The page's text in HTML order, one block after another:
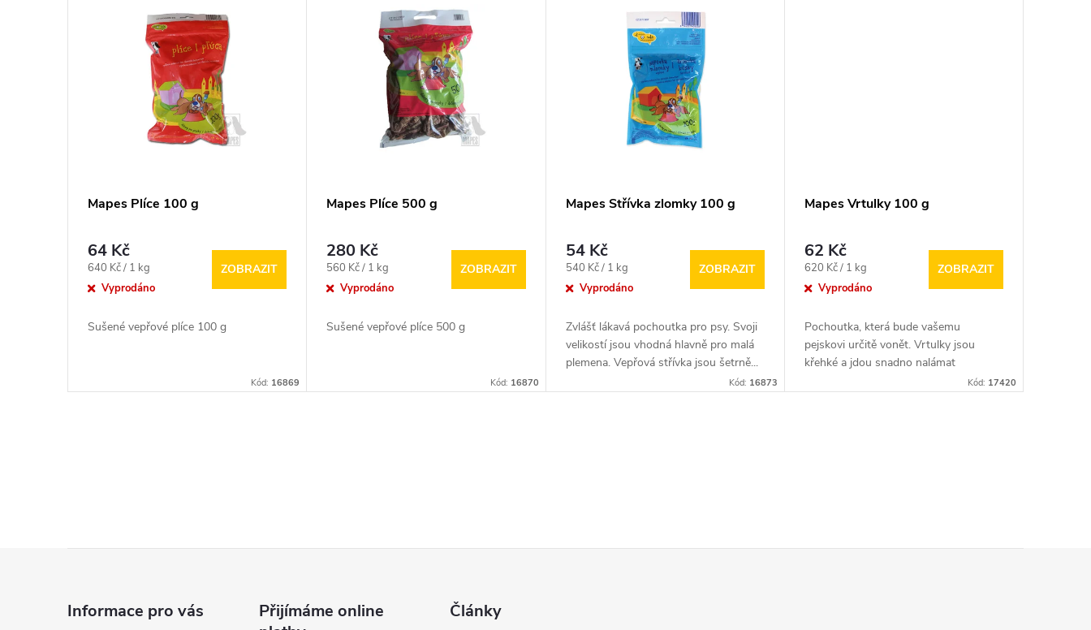
t
k
Mapes Plíce 100 g
64 Kč
Měrná
cena:
640 Kč / 1 kg
Vyprodáno
ZOBRAZIT
Sušené vepřové plíce 100 g
Kód: 16869
Mapes Plíce 500 g
280 Kč
Měrná
cena:
560 Kč / 1 kg
Vyprodáno
ZOBRAZIT
Sušené vepřové plíce 500 g
Kód: 16870
Mapes Střívka zlomky 100 g
54 Kč
Měrná
cena:
540 Kč / 1 kg
Vyprodáno
ZOBRAZIT
Zvlášť lákavá pochoutka pro psy. Svoji
velikostí jsou vhodná hlavně pro malá
plemena. Vepřová střívka jsou šetrně...
Kód: 16873
Mapes Vrtulky 100 g
62 Kč
Měrná
cena:
620 Kč / 1 kg
Vyprodáno
ZOBRAZIT
Pochoutka, která bude vašemu
pejskovi určitě vonět. Vrtulky jsou
křehké a jdou snadno nalámat
Kód: 17420
á
a
Informace pro vás
Přijímáme online
Články